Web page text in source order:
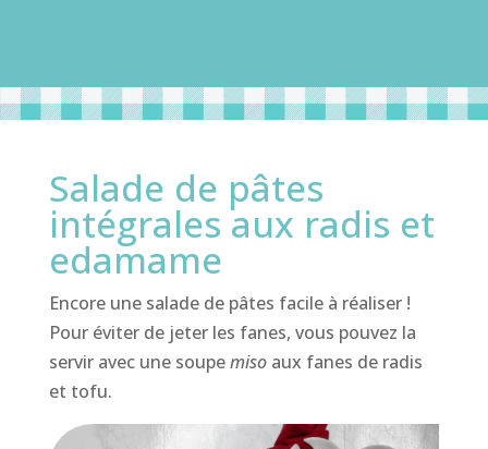
Salade de pâtes
intégrales aux radis et
edamame
Encore une salade de pâtes facile à réaliser !
Pour éviter de jeter les fanes, vous pouvez la
servir avec une soupemisoaux fanes de radis
et tofu.